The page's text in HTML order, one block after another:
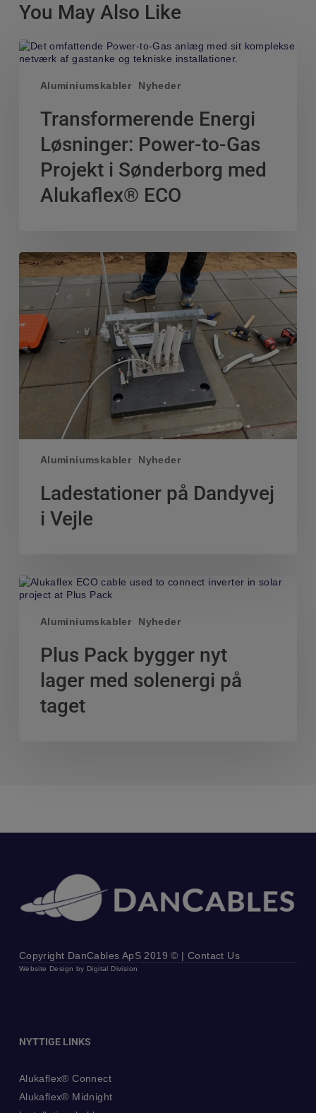
You May Also Like
Aluminiumskabler Nyheder
Transformerende
Energi
Power-
Sønderborg
Alukaflex®
Transformerende Energi
Løsninger: Power-to-Gas
Projekt i Sønderborg med
Alukaflex® ECO
Aluminiumskabler Nyheder
Ladestationer
Dandyvej
Vejle
Ladestationer på Dandyvej
i Vejle
Aluminiumskabler Nyheder
Plus
Pack
solenergiPlus Pack bygger nyt
lager med solenergi på
taget
Copyright DanCables ApS 2019 © |Contact Us
Website Design by Digital Division
NYTTIGE LINKS
Alukaflex® Connect
Alukaflex® Midnight